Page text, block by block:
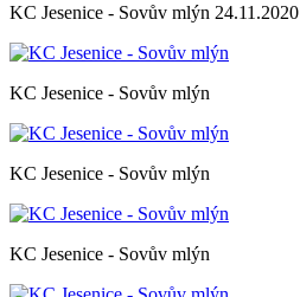
KC Jesenice - Sovův mlýn 24.11.2020
KC Jesenice - Sovův mlýn
KC Jesenice - Sovův mlýn
KC Jesenice - Sovův mlýn